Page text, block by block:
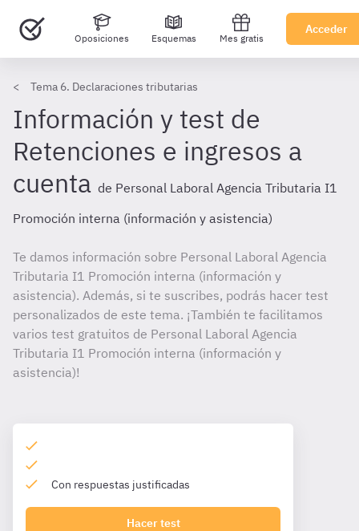
Oposiciones Esquemas Mes gratis
Acceder
Tema 6. Declaraciones tributarias
Información y test de
Retenciones e ingresos a
cuenta de Personal Laboral Agencia Tributaria I1
Promoción interna (información y asistencia)
Te damos información sobre Personal Laboral Agencia
Tributaria I1 Promoción interna (información y
asistencia). Además, si te suscribes, podrás hacer test
personalizados de este tema. ¡También te facilitamos
varios test gratuitos de Personal Laboral Agencia
Tributaria I1 Promoción interna (información y
asistencia)!
Con respuestas justificadas
Hacer test